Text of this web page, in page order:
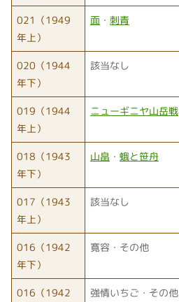
021（1949
年上）
面 ・ 刺青
020（1944
年下）
該当なし
019（1944
年上）
ニューギニヤ山岳戦
018（1943
年下）
山畠 ・ 蛾と笹舟
017（1943
年上）
該当なし
016（1942
年下）
寛容・その他
016（1942
強情いちご・その他